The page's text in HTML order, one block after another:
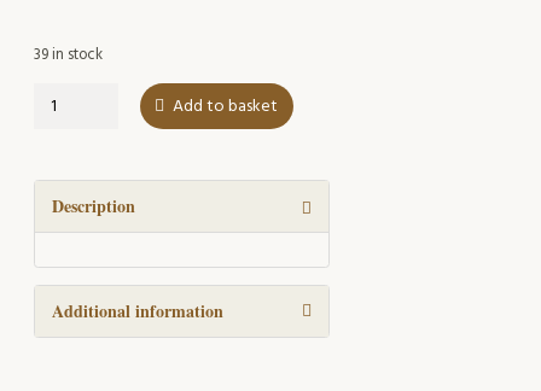
39 in stock
Ugglan
och
bild
quantity
Add to basket
Description
Additional information